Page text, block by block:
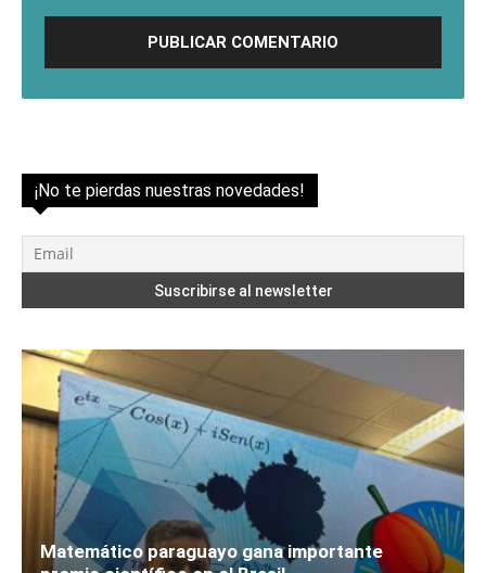
¡No te pierdas nuestras novedades!
Matemático paraguayo gana importante